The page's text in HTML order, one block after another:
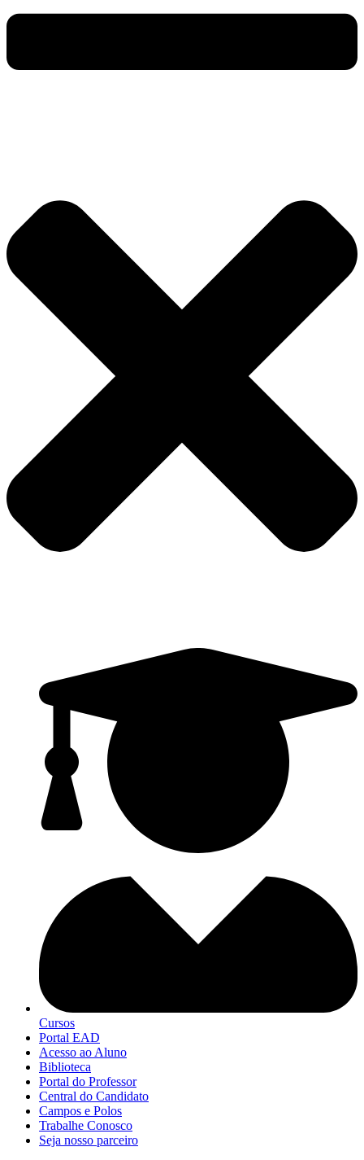
Cursos
Portal EAD
Acesso ao Aluno
Biblioteca
Portal do Professor
Central do Candidato
Campos e Polos
Trabalhe Conosco
Seja nosso parceiro